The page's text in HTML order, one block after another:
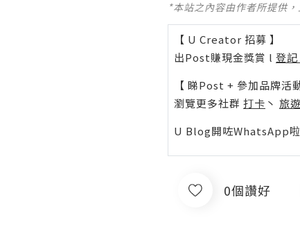
*本站之內容由作者所提供
【 U Creator 招募 】
出Post賺現金獎賞 l 登記
【 睇Post + 參加品牌活動
瀏覽更多社群 打卡 丶 旅遊
U Blog開咗WhatsApp啦
0個讚好